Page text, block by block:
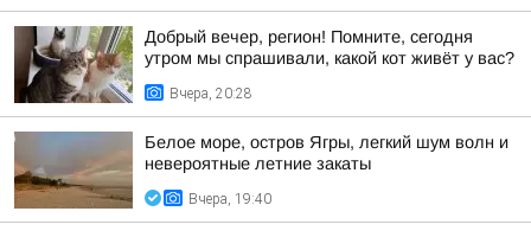
Добрый вечер, регион! Помните, сегодня
утром мы спрашивали, какой кот живёт у вас?
Вчера, 20:28
Белое море, остров Ягры, легкий шум волн и
невероятные летние закаты
Вчера, 19:40